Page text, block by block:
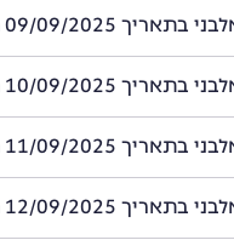
09/09/2025 הוא 0.0403
10/09/2025 הוא 0.0403
11/09/2025 הוא 0.0401
12/09/2025 הוא 0.0402